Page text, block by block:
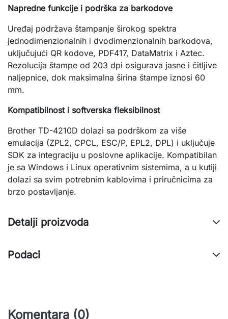
Napredne funkcije i podrška za barkodove
Uređaj podržava štampanje širokog spektra
jednodimenzionalnih i dvodimenzionalnih barkodova,
uključujući QR kodove, PDF417, DataMatrix i Aztec.
Rezolucija štampe od 203 dpi osigurava jasne i čitljive
naljepnice, dok maksimalna širina štampe iznosi 60
mm.
Kompatibilnost i softverska fleksibilnost
Brother TD-4210D dolazi sa podrškom za više
emulacija (ZPL2, CPCL, ESC/P, EPL2, DPL) i uključuje
SDK za integraciju u poslovne aplikacije. Kompatibilan
je sa Windows i Linux operativnim sistemima, a u kutiji
dolazi sa svim potrebnim kablovima i priručnicima za
brzo postavljanje.
Detalji proizvoda
Podaci
Komentara (0)